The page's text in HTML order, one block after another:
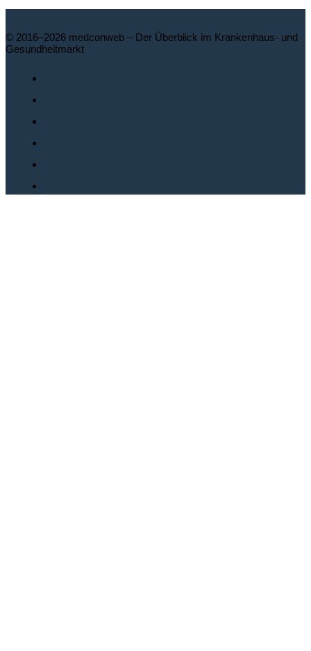
© 2016–2026 medconweb – Der Überblick im Krankenhaus- und
Gesundheitmarkt